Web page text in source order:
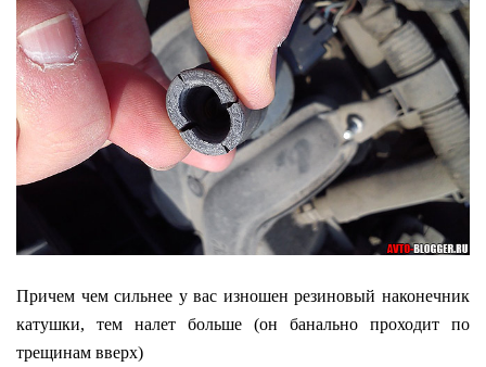
Причем чем сильнее у вас изношен резиновый наконечник
катушки, тем налет больше (он банально проходит по
трещинам вверх)